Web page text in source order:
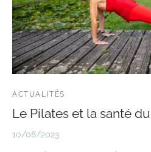
ACTUALITÉS
Le Pilates et la santé
10/08/2023